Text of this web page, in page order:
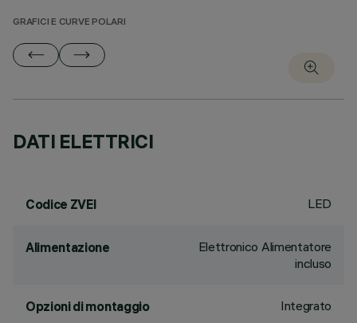
GRAFICI E CURVE POLARI
DATI ELETTRICI
Codice ZVEI LED
Alimentazione
Elettronico Alimentatore
incluso
Opzioni di montaggio Integrato